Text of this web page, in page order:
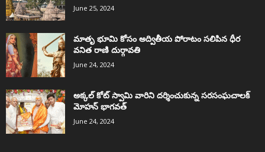
June 25, 2024
మాతృ భూమి కోసం అద్వితీయ పోరాటం సలిపిన ధీర
వనిత రాణి దుర్గావతి
June 24, 2024
అక్కల్‌ కోట్‌ స్వామి వారిని దర్శించుకున్న సరసంఘచాలక్
మోహన్ భాగవత్
June 24, 2024